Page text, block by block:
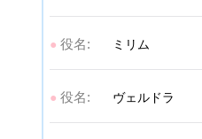
● 役名: ミリム
● 役名: ヴェルドラ